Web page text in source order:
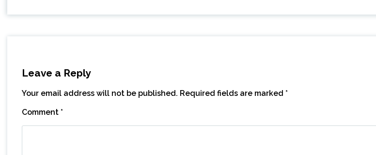
Leave a Reply
Your email address will not be published. Required fields are marked *
Comment *